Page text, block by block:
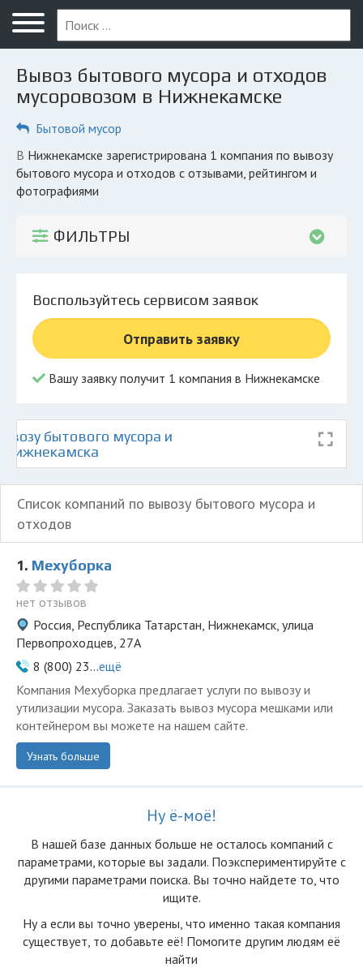
Меню
Главная
Вопрос юристу
Компании
КОМПАНИЯМ
© 2026 Все права защищены
Вывоз бытового мусора и отходов
мусоровозом в Нижнекамске
Бытовой мусор
в Нижнекамске зарегистрирована 1 компания по вывозу
бытового мусора и отходов с отзывами, рейтингом и
фотографиями
ФИЛЬТРЫ
Воспользуйтесь сервисом заявок
Отправить заявку
Вашу заявку получит 1 компания в Нижнекамске
бытового мусора и
Нижнекамска
Список компаний по вывозу бытового мусора и
отходов
1. Мехуборка
нет отзывов
Россия, Республика Татарстан, Нижнекамск, улица
Первопроходцев, 27А
8 (800) 23...ещё
Компания Мехуборка предлагает услуги по вывозу и
утилизации мусора. Заказать вывоз мусора мешками или
контейнером вы можете на нашем сайте.
Узнать больше
Ну ё-моё!
В нашей базе данных больше не осталоcь компаний с
параметрами, которые вы задали. Поэкспериментируйте с
другими параметрами поиска. Вы точно найдете то, что
ищите.
Ну а если вы точно уверены, что именно такая компания
существует, то добавьте её! Помогите другим людям её
найти